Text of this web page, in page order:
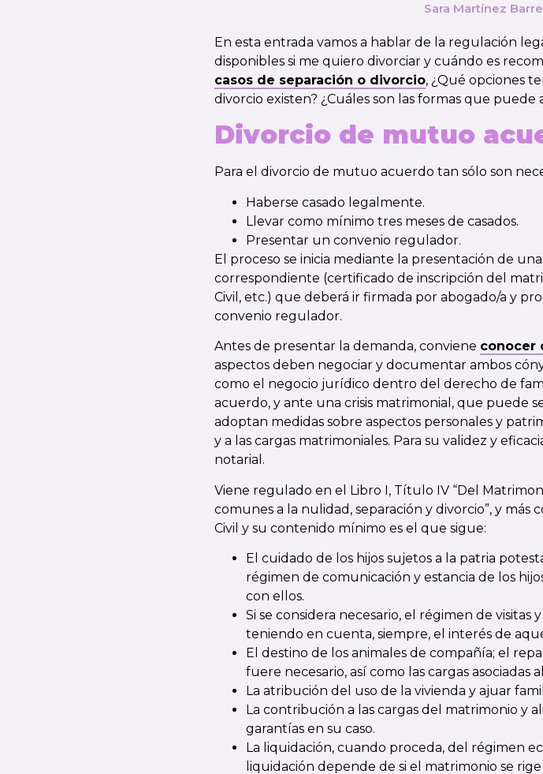
Sara Martínez
En esta entrada vamos a hablar de la regulación
disponibles si me quiero divorciar y cuándo es
casos de separación o divorcio, ¿Qué opciones
divorcio existen? ¿Cuáles son las formas que puede
Divorcio de mutuo
Para el divorcio de mutuo acuerdo tan sólo son
Haberse casado legalmente.
Llevar como mínimo tres meses de casados.
Presentar un convenio regulador.
El proceso se inicia mediante la presentación de
correspondiente (certificado de inscripción del
Civil, etc.) que deberá ir firmada por abogado/a y
convenio regulador.
Antes de presentar la demanda, conviene conocer
aspectos deben negociar y documentar ambos
como el negocio jurídico dentro del derecho de
acuerdo, y ante una crisis matrimonial, que puede
adoptan medidas sobre aspectos personales y
y a las cargas matrimoniales. Para su validez y
notarial.
Viene regulado en el Libro I, Título IV “Del
comunes a la nulidad, separación y divorcio”, y más
Civil y su contenido mínimo es el que sigue:
El cuidado de los hijos sujetos a la patria
régimen de comunicación y estancia de los
con ellos.
Si se considera necesario, el régimen de
teniendo en cuenta, siempre, el interés de
El destino de los animales de compañía; el
fuere necesario, así como las cargas asociadas
La atribución del uso de la vivienda y ajuar
La contribución a las cargas del matrimonio y
garantías en su caso.
La liquidación, cuando proceda, del régimen
liquidación depende de si el matrimonio se